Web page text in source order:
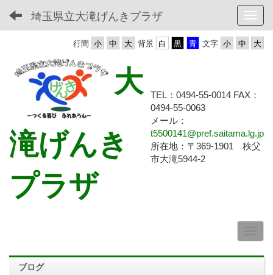
埼玉県立大滝げんきプラザ
文字
背景
行間
大
滝げんき
プラザ
TEL：0494-55-0014 FAX：
0494-55-0063
メール：
t5500141@pref.saitama.lg.jp
所在地：〒369-1901 秩父
市大滝5944-2
ブログ